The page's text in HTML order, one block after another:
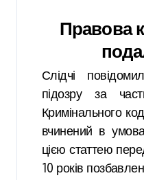
Правова
Слідчі
підозру за
Кримінального
вчинений в
цією статтею
10 років